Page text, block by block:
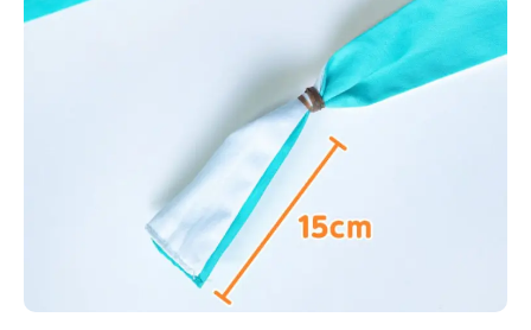
バックナンバー
INFORMATION
Follow us
ST member